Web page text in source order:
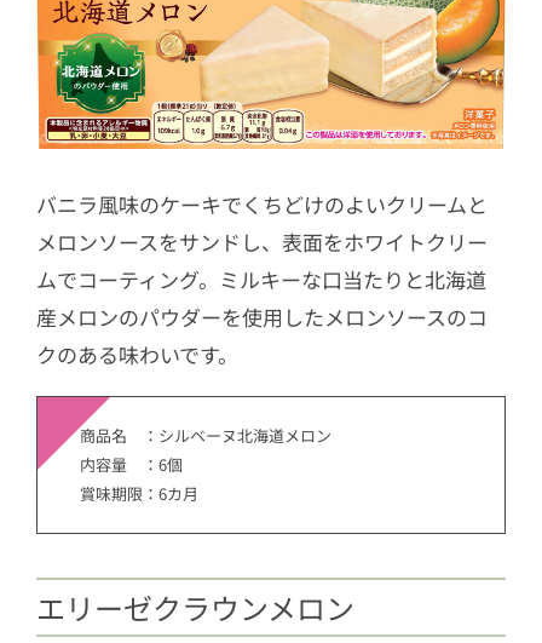
バニラ風味のケーキでくちどけのよいクリームと
メロンソースをサンドし、表面をホワイトクリー
ムでコーティング。ミルキーな口当たりと北海道
産メロンのパウダーを使用したメロンソースのコ
クのある味わいです。
商品名 ：シルベーヌ北海道メロン
内容量 ：6個
賞味期限：6カ月
エリーゼクラウンメロン